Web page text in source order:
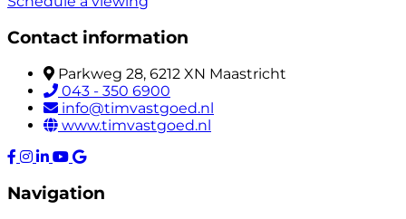
Contact information
Parkweg 28, 6212 XN Maastricht
043 - 350 6900
info@timvastgoed.nl
www.timvastgoed.nl
Navigation